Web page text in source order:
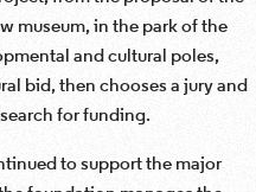
museum, in the park of the
and cultural poles,
bid, then chooses a jury and
for funding.
to support the major